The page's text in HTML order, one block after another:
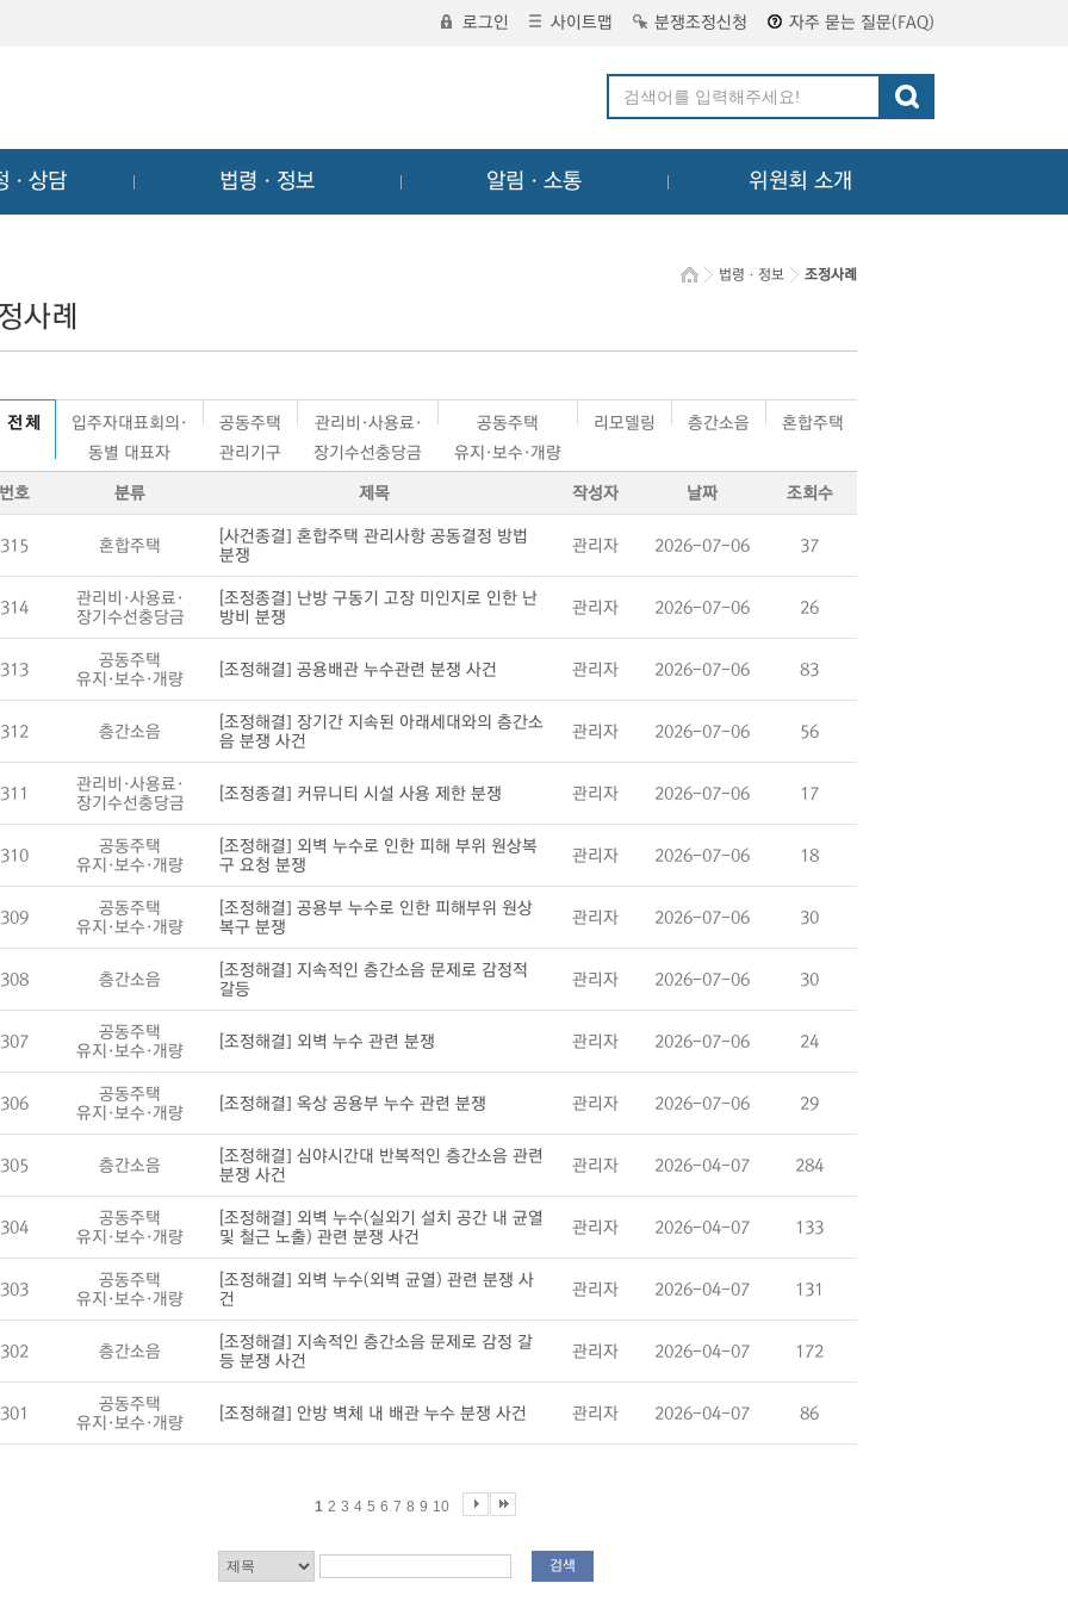
로그인 사이트맵 분쟁조정신청 자주 묻는 질문(FAQ)
ㆍ상담 법령ㆍ정보 알림ㆍ소통 위원회 소개
법령ㆍ정보 조정사례
사례
전 체
입주자대표회의·
동별 대표자
공동주택
관리기구
관리비·사용료·
장기수선충당금
공동주택
유지·보수·개량
리모델링 층간소음 혼합주택
호 분류 제목 작성자 날짜 조회수
315 혼합주택
[사건종결] 혼합주택 관리사항 공동결정 방법
분쟁
관리자 2026-07-06 37
314
관리비·사용료·
장기수선충당금
[조정종결] 난방 구동기 고장 미인지로 인한 난
방비 분쟁
관리자 2026-07-06 26
313
공동주택
유지·보수·개량
[조정해결] 공용배관 누수관련 분쟁 사건 관리자 2026-07-06 83
312 층간소음
[조정해결] 장기간 지속된 아래세대와의 층간소
음 분쟁 사건
관리자 2026-07-06 56
311
관리비·사용료·
장기수선충당금
[조정종결] 커뮤니티 시설 사용 제한 분쟁 관리자 2026-07-06 17
310
공동주택
유지·보수·개량
[조정해결] 외벽 누수로 인한 피해 부위 원상복
구 요청 분쟁
관리자 2026-07-06 18
309
공동주택
유지·보수·개량
[조정해결] 공용부 누수로 인한 피해부위 원상
복구 분쟁
관리자 2026-07-06 30
308 층간소음
[조정해결] 지속적인 층간소음 문제로 감정적
갈등
관리자 2026-07-06 30
307
공동주택
유지·보수·개량
[조정해결] 외벽 누수 관련 분쟁 관리자 2026-07-06 24
306
공동주택
유지·보수·개량
[조정해결] 옥상 공용부 누수 관련 분쟁 관리자 2026-07-06 29
305 층간소음
[조정해결] 심야시간대 반복적인 층간소음 관련
분쟁 사건
관리자 2026-04-07 284
304
공동주택
유지·보수·개량
[조정해결] 외벽 누수(실외기 설치 공간 내 균열
및 철근 노출) 관련 분쟁 사건
관리자 2026-04-07 133
303
공동주택
유지·보수·개량
[조정해결] 외벽 누수(외벽 균열) 관련 분쟁 사
건
관리자 2026-04-07 131
302 층간소음
[조정해결] 지속적인 층간소음 문제로 감정 갈
등 분쟁 사건
관리자 2026-04-07 172
301
공동주택
유지·보수·개량
[조정해결] 안방 벽체 내 배관 누수 분쟁 사건 관리자 2026-04-07 86
1 2 3 4 5 6 7 8 9 10
검색